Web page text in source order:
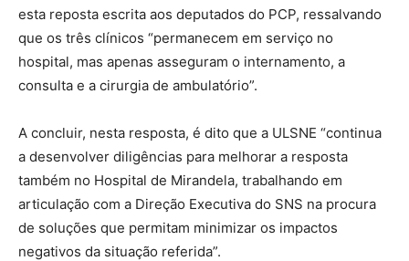
esta reposta escrita aos deputados do PCP, ressalvando
que os três clínicos “permanecem em serviço no
hospital, mas apenas asseguram o internamento, a
consulta e a cirurgia de ambulatório”.
A concluir, nesta resposta, é dito que a ULSNE “continua
a desenvolver diligências para melhorar a resposta
também no Hospital de Mirandela, trabalhando em
articulação com a Direção Executiva do SNS na procura
de soluções que permitam minimizar os impactos
negativos da situação referida”.